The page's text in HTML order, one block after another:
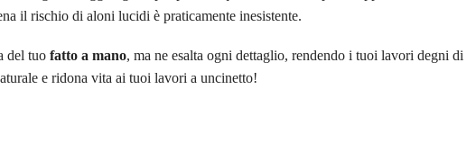
il rischio di aloni lucidi è praticamente inesistente.
del tuo fatto a mano, ma ne esalta ogni dettaglio, rendendo i tuoi lavori degni di
e ridona vita ai tuoi lavori a uncinetto!